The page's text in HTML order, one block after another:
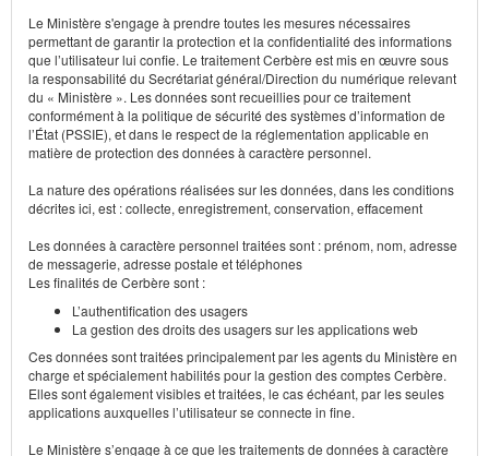
Le Ministère s'engage à prendre toutes les mesures nécessaires
permettant de garantir la protection et la confidentialité des informations
que l’utilisateur lui confie. Le traitement Cerbère est mis en œuvre sous
la responsabilité du Secrétariat général/Direction du numérique relevant
du « Ministère ». Les données sont recueillies pour ce traitement
conformément à la politique de sécurité des systèmes d’information de
l’État (PSSIE), et dans le respect de la réglementation applicable en
matière de protection des données à caractère personnel.
La nature des opérations réalisées sur les données, dans les conditions
décrites ici, est : collecte, enregistrement, conservation, effacement
Les données à caractère personnel traitées sont : prénom, nom, adresse
de messagerie, adresse postale et téléphones
Les finalités de Cerbère sont :
L’authentification des usagers
La gestion des droits des usagers sur les applications web
Ces données sont traitées principalement par les agents du Ministère en
charge et spécialement habilités pour la gestion des comptes Cerbère.
Elles sont également visibles et traitées, le cas échéant, par les seules
applications auxquelles l’utilisateur se connecte in fine.
Le Ministère s’engage à ce que les traitements de données à caractère